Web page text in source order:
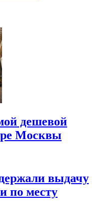
дешевой
Москвы
выдачу
по месту